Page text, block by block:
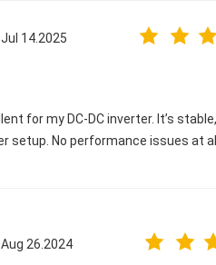
Jul 14.2025
for my DC-DC inverter. It’s
setup. No performance issues at
Aug 26.2024